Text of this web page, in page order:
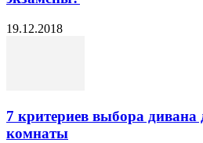
19.12.2018
7 критериев выбора дивана
комнаты